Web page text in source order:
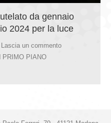
da gennaio
2024 per la luce
Lascia un commento
PRIMO PIANO